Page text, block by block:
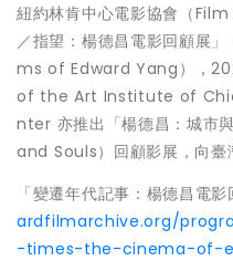
紐約林肯中心電影協會（
／指望：楊德昌電影回顧
ms of Edward Yang），
of the Art Institute of
nter 亦推出「楊德昌：城市
and Souls）回顧影展，向臺
「變遷年代記事：楊德昌電
ardfilmarchive.org/
-times-the-cinema-of-